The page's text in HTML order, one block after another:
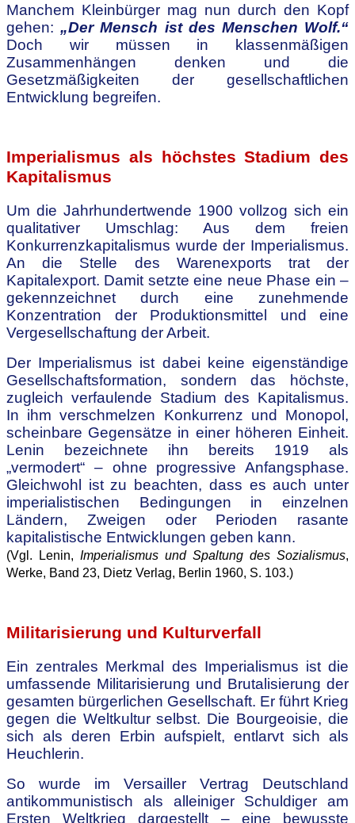
Manchem Kleinbürger mag nun durch den Kopf
gehen:„Der Mensch ist des Menschen Wolf.“
Doch wir müssen in klassenmäßigen
Zusammenhängen denken und die
Gesetzmäßigkeiten der gesellschaftlichen
Entwicklung begreifen.
Imperialismus als höchstes Stadium des
Kapitalismus
Um die Jahrhundertwende 1900 vollzog sich ein
qualitativer Umschlag: Aus dem freien
Konkurrenzkapitalismus wurde der Imperialismus.
An die Stelle des Warenexports trat der
Kapitalexport. Damit setzte eine neue Phase ein –
gekennzeichnet durch eine zunehmende
Konzentration der Produktionsmittel und eine
Vergesellschaftung der Arbeit.
Der Imperialismus ist dabei keine eigenständige
Gesellschaftsformation, sondern das höchste,
zugleich verfaulende Stadium des Kapitalismus.
In ihm verschmelzen Konkurrenz und Monopol,
scheinbare Gegensätze in einer höheren Einheit.
Lenin bezeichnete ihn bereits 1919 als
„vermodert“ – ohne progressive Anfangsphase.
Gleichwohl ist zu beachten, dass es auch unter
imperialistischen Bedingungen in einzelnen
Ländern, Zweigen oder Perioden rasante
kapitalistische Entwicklungen geben kann.
(Vgl. Lenin, Imperialismus und Spaltung des Sozialismus,
Werke, Band 23, Dietz Verlag, Berlin 1960, S. 103.)
Militarisierung und Kulturverfall
Ein zentrales Merkmal des Imperialismus ist die
umfassende Militarisierung und Brutalisierung der
gesamten bürgerlichen Gesellschaft. Er führt Krieg
gegen die Weltkultur selbst. Die Bourgeoisie, die
sich als deren Erbin aufspielt, entlarvt sich als
Heuchlerin.
So wurde im Versailler Vertrag Deutschland
antikommunistisch als alleiniger Schuldiger am
Ersten Weltkrieg dargestellt – eine bewusste